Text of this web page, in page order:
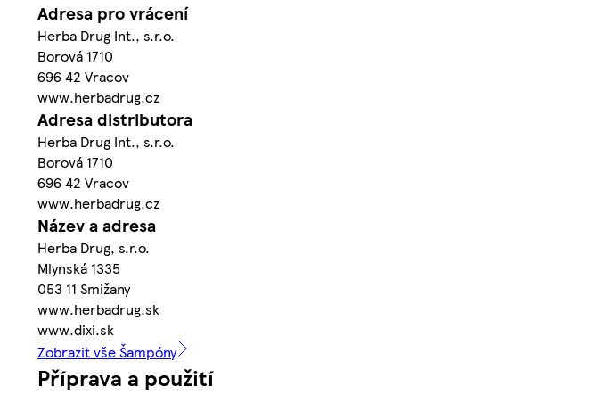
Adresa pro vrácení
Herba Drug Int., s.r.o.
Borová 1710
696 42 Vracov
www.herbadrug.cz
Adresa distributora
Herba Drug Int., s.r.o.
Borová 1710
696 42 Vracov
www.herbadrug.cz
Název a adresa
Herba Drug, s.r.o.
Mlynská 1335
053 11 Smižany
www.herbadrug.sk
www.dixi.sk
Zobrazit vše Šampóny
Příprava a použití